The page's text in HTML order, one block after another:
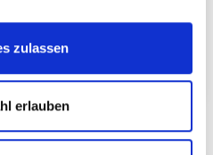
zulassen
erlauben
Terrassotec